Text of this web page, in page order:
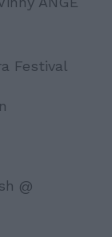
Festival
@